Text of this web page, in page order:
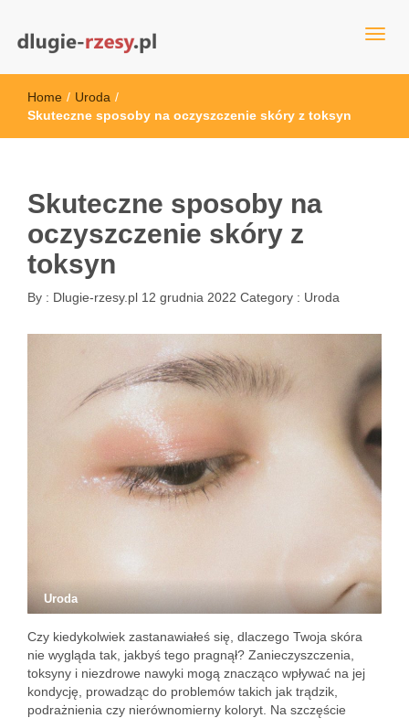
dlugie-rzesy.pl
Home / Uroda /
Skuteczne sposoby na oczyszczenie skóry z toksyn
Skuteczne sposoby na
oczyszczenie skóry z
toksyn
By : Dlugie-rzesy.pl 12 grudnia 2022 Category : Uroda
Uroda
Czy kiedykolwiek zastanawiałeś się, dlaczego Twoja skóra
nie wygląda tak, jakbyś tego pragnął? Zanieczyszczenia,
toksyny i niezdrowe nawyki mogą znacząco wpływać na jej
kondycję, prowadząc do problemów takich jak trądzik,
podrażnienia czy nierównomierny koloryt. Na szczęście